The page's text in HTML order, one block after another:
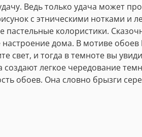
Ведь только удача может
с этническими нотками
колористики.
дома. В мотиве
свет, и тогда в темноте вы
легкое чередование
обоев. Она словно брызги